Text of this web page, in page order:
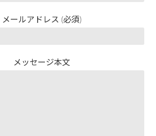
メールアドレス (必須)
メッセージ本文